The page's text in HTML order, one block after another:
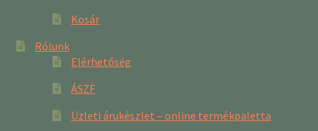
Kosár
Rólunk
Elérhetőség
ÁSZF
Üzleti árukészlet – online termékpaletta